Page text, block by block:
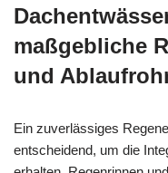
maßgebliche
und
Ein zuverlässiges
entscheidend, um die